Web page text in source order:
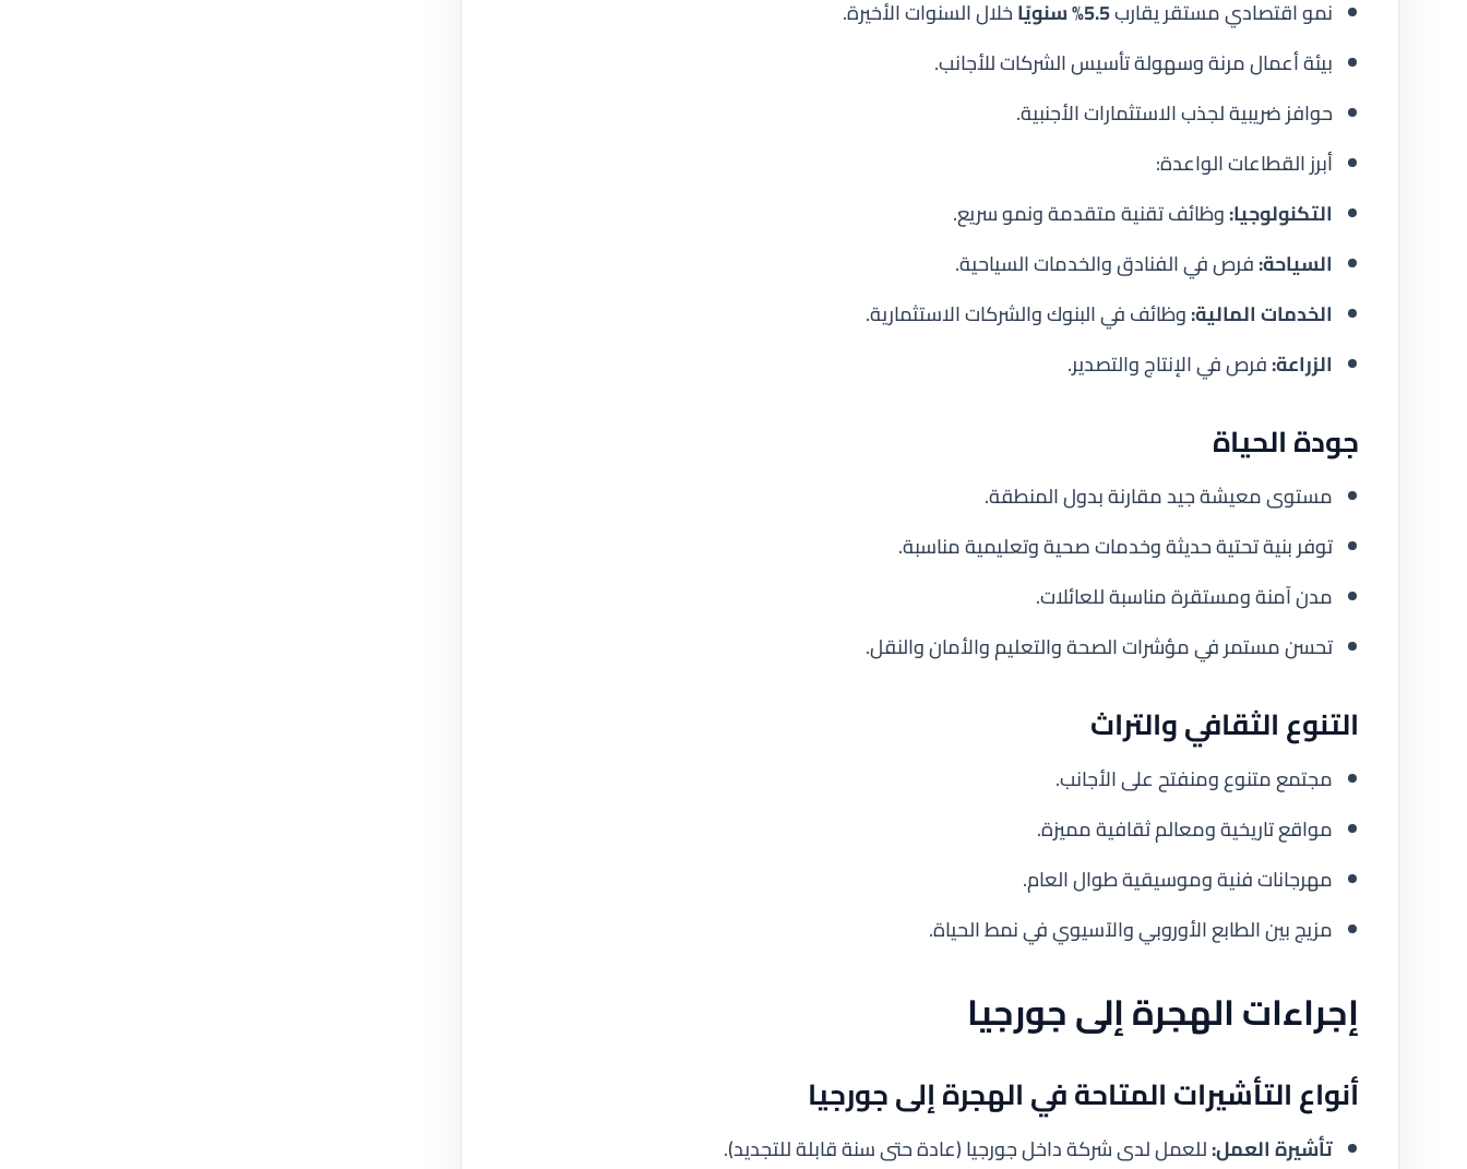
نمو اقتصادي مستقر يقارب5.5% سنويًا
خلال السنوات الأخيرة.
بيئة أعمال مرنة وسهولة تأسيس الشركات للأجانب.
حوافز ضريبية لجذب الاستثمارات الأجنبية.
أبرز القطاعات الواعدة:
التكنولوجيا:وظائف تقنية متقدمة ونمو سريع.
السياحة:فرص في الفنادق والخدمات السياحية.
الخدمات المالية:وظائف في البنوك والشركات الاستثمارية.
الزراعة:فرص في الإنتاج والتصدير.
جودة الحياة
مستوى معيشة جيد مقارنة بدول المنطقة.
توفر بنية تحتية حديثة وخدمات صحية وتعليمية مناسبة.
مدن آمنة ومستقرة مناسبة للعائلات.
تحسن مستمر في مؤشرات الصحة والتعليم والأمان والنقل.
التنوع الثقافي والتراث
مجتمع متنوع ومنفتح على الأجانب.
مواقع تاريخية ومعالم ثقافية مميزة.
مهرجانات فنية وموسيقية طوال العام.
مزيج بين الطابع الأوروبي والآسيوي في نمط الحياة.
إجراءات الهجرة إلى جورجيا
أنواع التأشيرات المتاحة في الهجرة إلى جورجيا
تأشيرة العمل:للعمل لدى شركة داخل جورجيا (عادة حتى سنة قابلة للتجديد).